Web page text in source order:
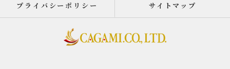
プライバシーポリシー サイトマップ